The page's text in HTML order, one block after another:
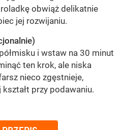
obwiąż delikatnie
jej rozwijaniu.
i wstaw na 30 minut
ten krok, ale niska
nieco zgęstnieje,
przy podawaniu.